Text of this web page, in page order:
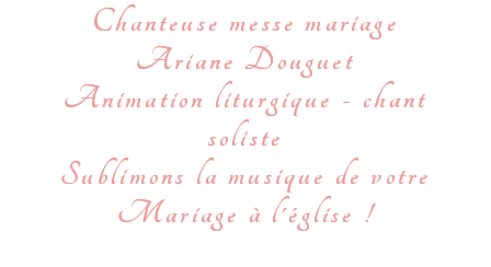
Chanteuse messe mariage
Ariane Douguet
Animation liturgique - chant
soliste
Sublimons la musique de votre
Mariage à l'église !